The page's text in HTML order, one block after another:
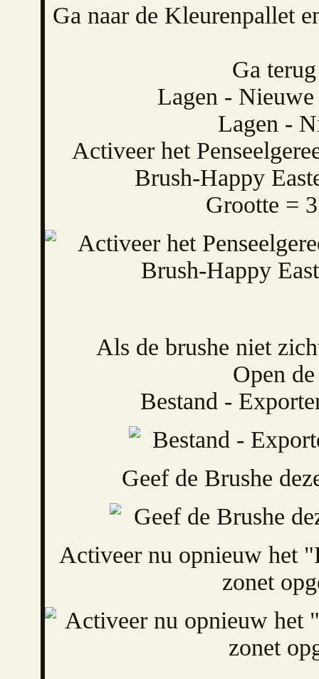
Ga naar de Kleurenpallet
Ga
Lagen - Nieuwe
Lagen -
Activeer het
Brush-Happy
Grootte =
Als de brushe niet
Open
Bestand -
Geef de Brushe
Activeer nu opnieuw het
zonet